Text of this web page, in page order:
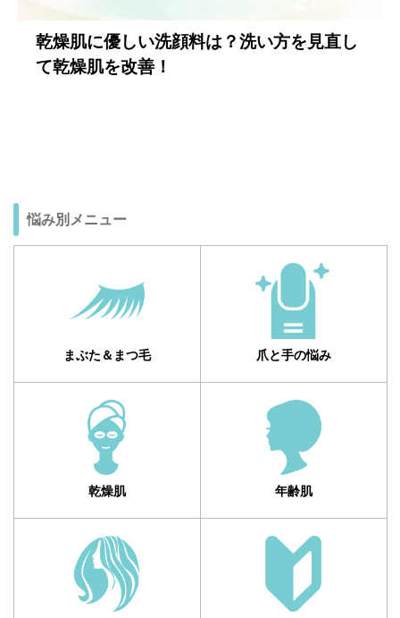
乾燥肌に優しい洗顔料は？洗い方を見直し
て乾燥肌を改善！
悩み別メニュー
まぶた＆まつ毛 爪と手の悩み
乾燥肌 年齢肌